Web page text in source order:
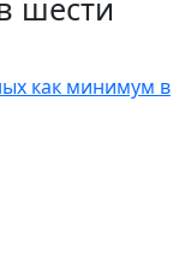
шести
как минимум в